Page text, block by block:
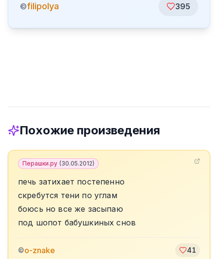
©filipolya 395
Похожие произведения
Перашки.ру (30.05.2012)
печь затихает постепенно
скребутся тени по углам
боюсь но все же засыпаю
под шопот бабушкиных снов
©o-znake 41